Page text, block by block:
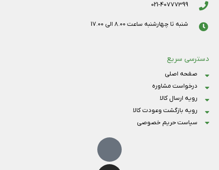
021-40777399
شنبه تا چهارشنبه ساعت 8.00 الی 17.00
دسترسی سریع
صفحه اصلی
درخواست مشاوره
رویه ارسال کالا
رویه بازگشت وعودت کالا
سیاست حریم خصوصی